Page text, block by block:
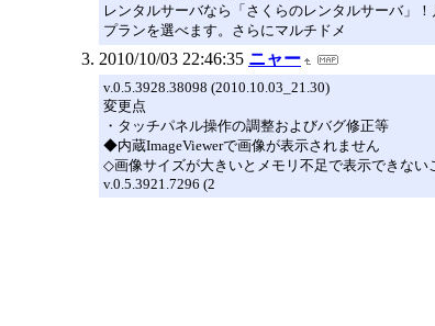
レンタルサーバなら「さくらのレンタルサーバ」
プランを選べます。さらにマルチドメ
2010/10/03 22:46:35 ニャー
v.0.5.3928.38098 (2010.10.03_21.30)
変更点
・タッチパネル操作の調整およびバグ修正等
◆内蔵ImageViewerで画像が表示されません
◇画像サイズが大きいとメモリ不足で表示できない
v.0.5.3921.7296 (2